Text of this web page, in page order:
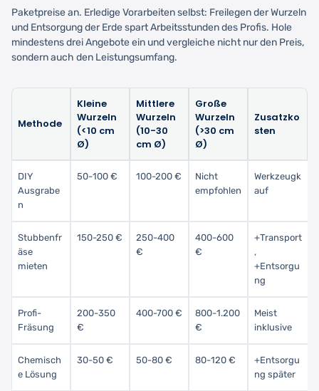
Paketpreise an. Erledige Vorarbeiten selbst: Freilegen der Wurzeln
und Entsorgung der Erde spart Arbeitsstunden des Profis. Hole
mindestens drei Angebote ein und vergleiche nicht nur den Preis,
sondern auch den Leistungsumfang.
Methode
Kleine
Wurzeln
(<10 cm
Ø)
Mittlere
Wurzeln
(10-30
cm Ø)
Große
Wurzeln
(>30 cm
Ø)
Zusatzko
sten
DIY
Ausgrabe
n
50-100 € 100-200 €
Nicht
empfohlen
Werkzeugk
auf
Stubbenfr
äse
mieten
150-250 €
250-400
€
400-600
€
+Transport
,
+Entsorgu
ng
Profi-
Fräsung
200-350
€
400-700 €
800-1.200
€
Meist
inklusive
Chemisch
e Lösung
30-50 € 50-80 € 80-120 €
+Entsorgu
ng später